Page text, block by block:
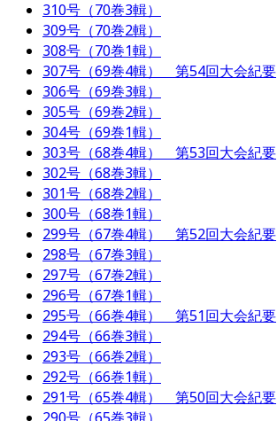
310号（70巻3輯）
309号（70巻2輯）
308号（70巻1輯）
307号（69巻4輯） 第54回大会紀要
306号（69巻3輯）
305号（69巻2輯）
304号（69巻1輯）
303号（68巻4輯） 第53回大会紀要
302号（68巻3輯）
301号（68巻2輯）
300号（68巻1輯）
299号（67巻4輯） 第52回大会紀要
298号（67巻3輯）
297号（67巻2輯）
296号（67巻1輯）
295号（66巻4輯） 第51回大会紀要
294号（66巻3輯）
293号（66巻2輯）
292号（66巻1輯）
291号（65巻4輯） 第50回大会紀要